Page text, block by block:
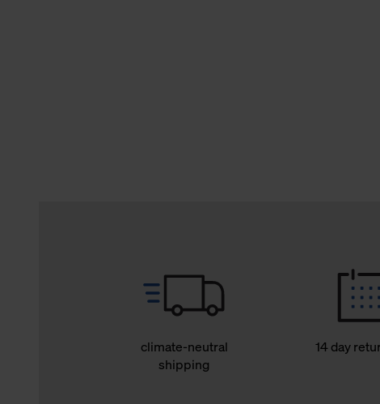
climate-neutral
shipping
14 day